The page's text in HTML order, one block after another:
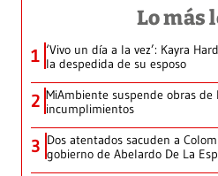
Lo más
1 ‘Vivo un día a la vez’: Kayra
la despedida de su esposo
2 MiAmbiente suspende obras
incumplimientos
3 Dos atentados sacuden a
gobierno de Abelardo De La